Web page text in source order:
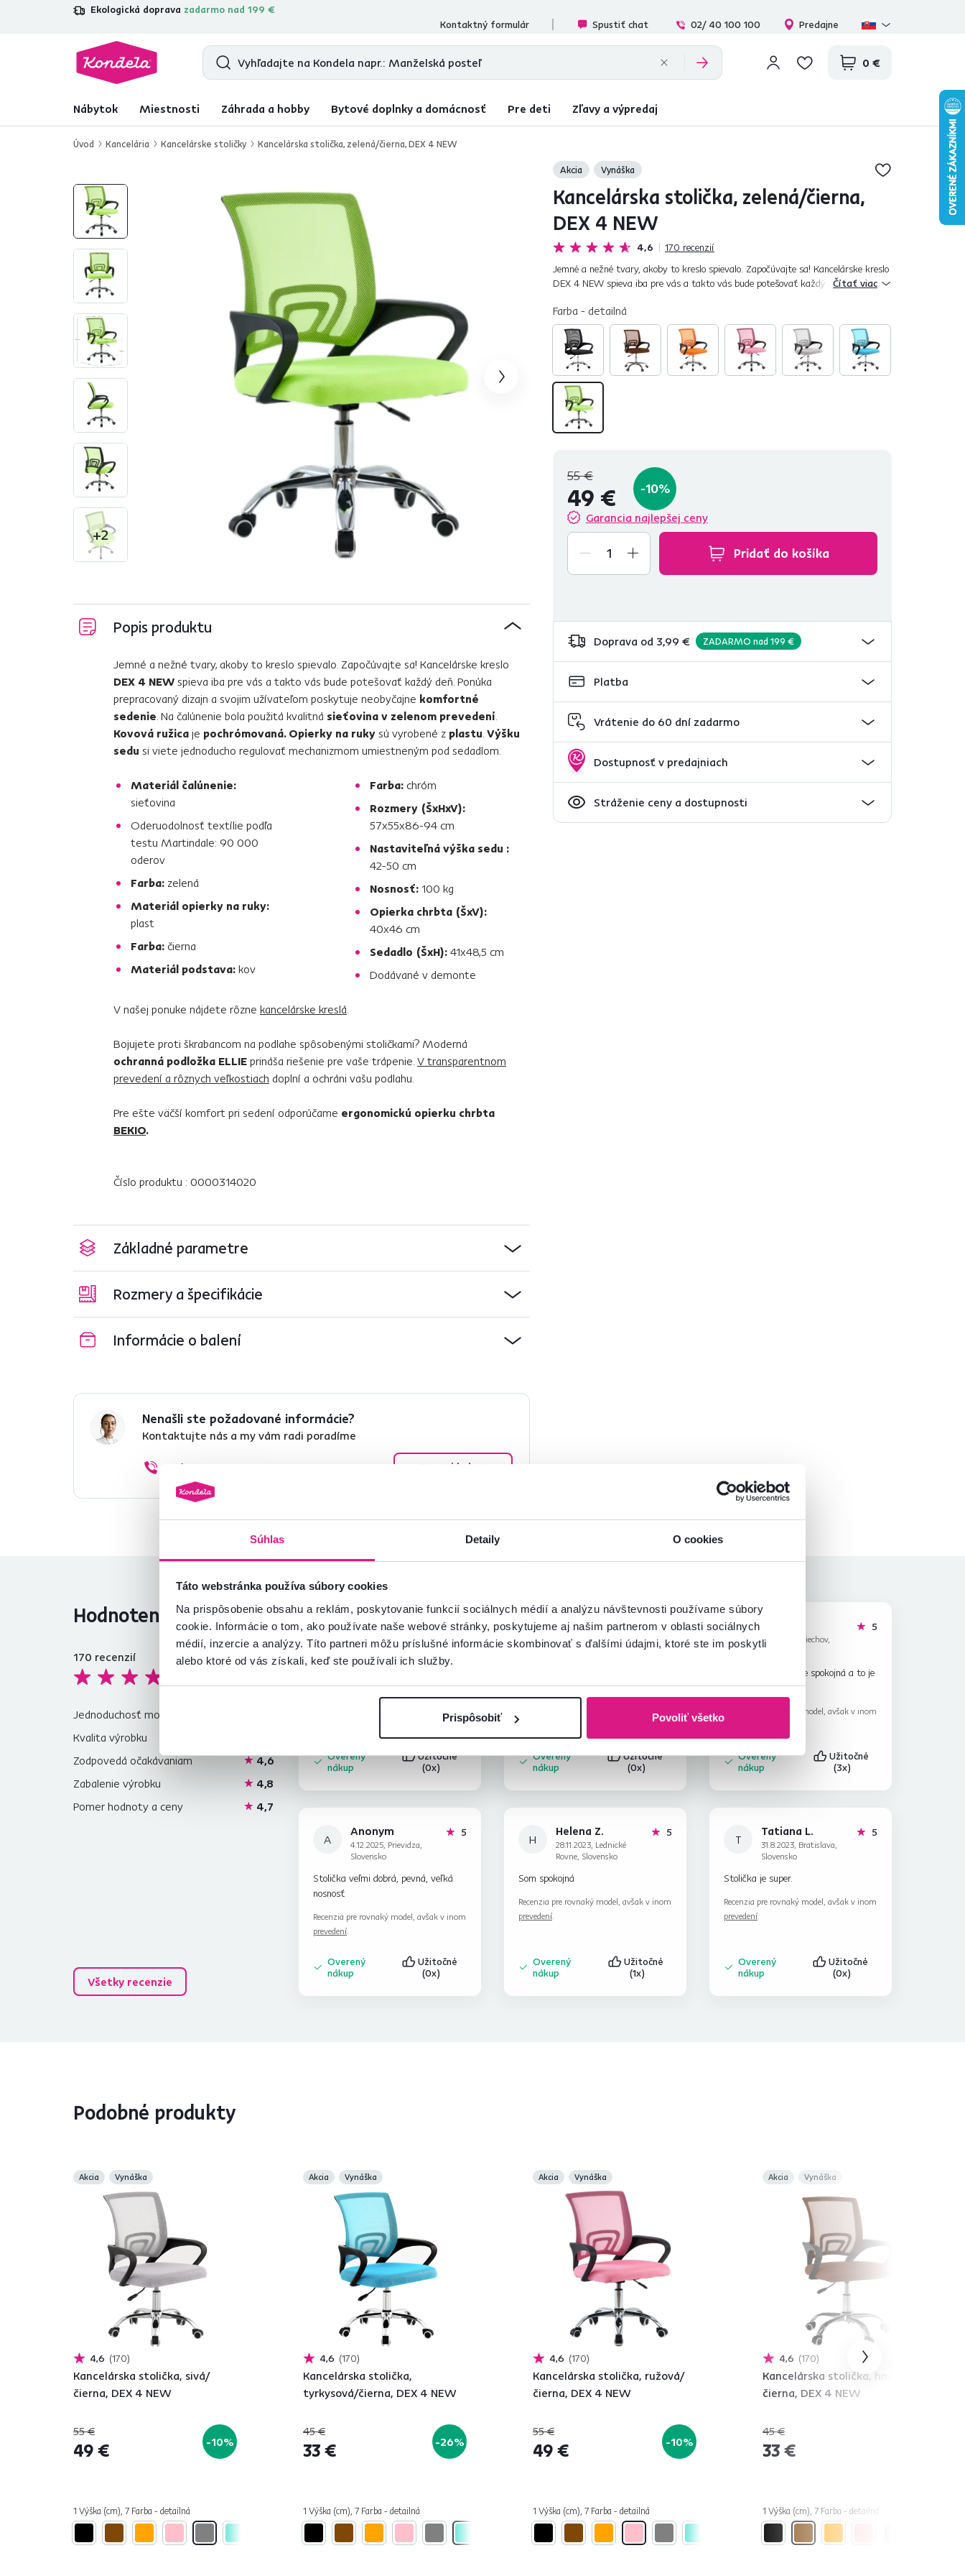
Súhlas Detaily O cookies
Táto webstránka používa súbory cookies
Na prispôsobenie obsahu a reklám, poskytovanie funkcií sociálnych médií a analýzu návštevnosti používame súbory
cookie. Informácie o tom, ako používate naše webové stránky, poskytujeme aj našim partnerom v oblasti sociálnych
médií, inzercie a analýzy. Títo partneri môžu príslušné informácie skombinovať s ďalšími údajmi, ktoré ste im poskytli
alebo ktoré od vás získali, keď ste používali ich služby.
Prispôsobiť Povoliť všetko
Ekologická doprava zadarmo nad 199 €
4,7 31 285overených produktových recenzií
Kontaktný formulár
Spustiť chat 02/ 40 100 100 Predajne
0 €
Nábytok Miestnosti Záhrada a hobby Bytové doplnky a domácnosť Pre deti Zľavy a výpredaj
Úvod Kancelária Kancelárske stoličky Kancelárska stolička, zelená/čierna, DEX 4 NEW
+2
Akcia Vynáška
Kancelárska stolička, zelená/čierna,
DEX 4 NEW
4,6 170 recenzií
Jemné a nežné tvary, akoby to kreslo spievalo. Započúvajte sa! Kancelárske kreslo
DEX 4 NEW spieva iba pre vás a takto vás bude potešovať každý deň. Ponúka
Čítať viac
Farba - detailná
55 €
49 € -10%
Garancia najlepšej ceny
Pridať do košíka
Doprava od 3,99 € ZADARMO nad 199 €
Platba
Vrátenie do 60 dní zadarmo
Dostupnosť v predajniach
Stráženie ceny a dostupnosti
Popis produktu
Jemné a nežné tvary, akoby to kreslo spievalo. Započúvajte sa! Kancelárske kreslo
DEX 4 NEW spieva iba pre vás a takto vás bude potešovať každý deň. Ponúka
prepracovaný dizajn a svojim užívateľom poskytuje neobyčajne komfortné
sedenie . Na čalúnenie bola použitá kvalitná sieťovina v zelenom prevedení
Kovová ružica je pochrómovaná. Opierky na ruky sú vyrobené z plastu Výšku
sedu si viete jednoducho regulovať mechanizmom umiestneným pod sedadlom.
Materiál čalúnenie:
sieťovina
Oderuodolnosť textílie podľa
testu Martindale: 90 000
oderov
Farba: zelená
Materiál opierky na ruky:
plast
Farba: čierna
Materiál podstava: kov
Farba: chróm
Rozmery (ŠxHxV):
57x55x86-94 cm
Nastaviteľná výška sedu :
42-50 cm
Nosnosť: 100 kg
Opierka chrbta (ŠxV):
40x46 cm
Sedadlo (ŠxH): 41x48,5 cm
Dodávané v demonte
V našej ponuke nájdete rôzne kancelárske kreslá
Bojujete proti škrabancom na podlahe spôsobenými stoličkami? Moderná
ochranná podložka ELLIE prináša riešenie pre vaše trápenie. V transparentnom
prevedení a rôznych veľkostiach doplní a ochráni vašu podlahu.
Pre ešte väčší komfort pri sedení odporúčame ergonomickú opierku chrbta
BEKIO.
Číslo produktu : 0000314020
Základné parametre
Rozmery a špecifikácie
Informácie o balení
Nenašli ste požadované informácie?
Kontaktujte nás a my vám radi poradíme
02/ 40 100 100 Spustiť chat
Hodnotenia produktu
4,6
170 recenzií
Jednoduchosť montáže
Kvalita výrobku
Zodpovedá očakávaniam
4,6
Zabalenie výrobku
4,8
Pomer hodnoty a ceny
4,7
Všetky recenzie
M
Maria B.
10.12.2023, Chmeľovec,
Slovensko
5hviezdičiek
pracovným stolom.
Overený
nákup
Užitočné
(0x)
L
Lubica B.
31.10.2023, Partizánske,
Slovensko
5hviezdičiek
Overený
nákup
Užitočné
(0x)
J
22.1.2024, Zliechov,
Slovensko
5hviezdičiek
Dcéra je mimoriadne spokojná a to je
hlavné
Recenzia pre rovnaký model, avšak v inom
Overený
nákup
Užitočné
(3x)
A
Anonym
4.12.2025, Prievidza,
Slovensko
5hviezdičiek
Stolička veľmi dobrá, pevná, veľká
nosnosť
Recenzia pre rovnaký model, avšak v inom
prevedení
Overený
nákup
Užitočné
(0x)
H
Helena Z.
28.11.2023, Lednické
Rovne, Slovensko
5hviezdičiek
Som spokojná
Recenzia pre rovnaký model, avšak v inom
prevedení
Overený
nákup
Užitočné
(1x)
T
Tatiana L.
31.8.2023, Bratislava,
Slovensko
5hviezdičiek
Stolička je super.
Recenzia pre rovnaký model, avšak v inom
prevedení
Overený
nákup
Užitočné
(0x)
Podobné produkty
Akcia Vynáška
4,6 170
Kancelárska stolička, sivá/
čierna, DEX 4 NEW
55 €
49 € -10%
1 Výška (cm), 7 Farba - detailná
Akcia Vynáška
4,6 170
Kancelárska stolička,
tyrkysová/čierna, DEX 4 NEW
45 €
33 € -26%
1 Výška (cm), 7 Farba - detailná
Akcia Vynáška
4,6 170
Kancelárska stolička, ružová/
čierna, DEX 4 NEW
55 €
49 € -10%
1 Výška (cm), 7 Farba - detailná
Akcia Vynáška
4,6 170
Kancelárska stolička, hnedá/
čierna, DEX 4 NEW
45 €
33 €
1 Výška (cm), 7 Farba - detailná